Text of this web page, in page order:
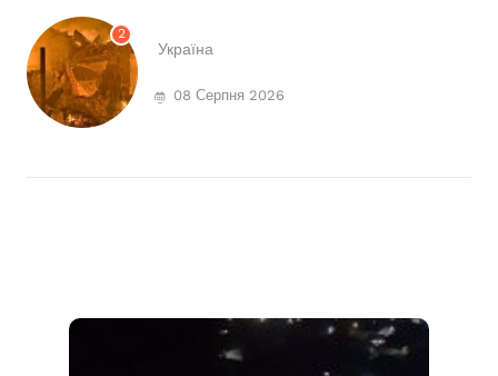
2
Україна
08 Серпня 2026